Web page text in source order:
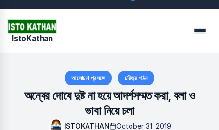
Quick Links
IstoKathan Menu
আলোচনা প্রসঙ্গে চরিত্র গঠন
অন্যের দোষে দুষ্ট না হয়ে আদর্শসম্মত করা, বলা ও
ভাবা নিয়ে চলা
ISTOKATHAN October 31, 2019